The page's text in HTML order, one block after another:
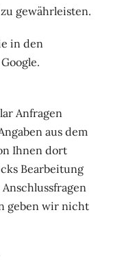
gewährleisten.
in den
Anfragen
aus dem
Ihnen dort
Bearbeitung
geben wir nicht